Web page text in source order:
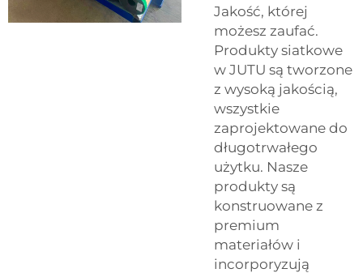
Jakość, której
możesz zaufać.
Produkty siatkowe
w JUTU są tworzone
z wysoką jakością,
wszystkie
zaprojektowane do
długotrwałego
użytku. Nasze
produkty są
konstruowane z
premium
materiałów i
incorporyzują